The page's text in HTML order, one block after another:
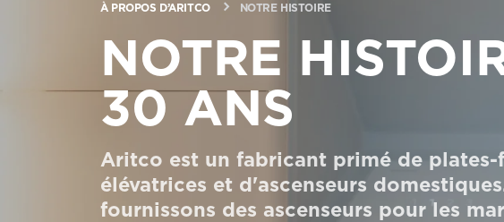
PROFESSIONNEL
Commander un HomeKit numérique
Contactez-nous
Demander un devis
À PROPOS D’ARITCO NOTRE HISTOIRE
NOTRE
30 ANS
Aritco est un fabricant primé de plates-
élévatrices et d'ascenseurs
fournissons des ascenseurs pour les